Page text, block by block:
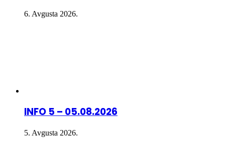
6. Avgusta 2026.
INFO 5 – 05.08.2026
5. Avgusta 2026.